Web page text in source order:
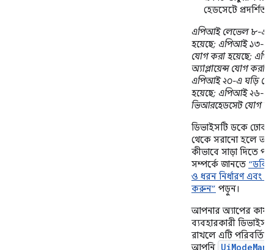
হেডসেটে প্রদর্শিত
এপিআই লেভেল ৮-এ
হয়েছে; এপিআই ১৩-এ
যোগ করা হয়েছে;
অ্যাপ্লায়েন্স যোগ করা
এপিআই ২০-এ ঘড়ি
হয়েছে; এপিআই ২৬-এ
ভিআরহেডসেট যোগ
ডিভাইসটি ডকে
থেকে সরানো হলে
কীভাবে সাড়া দিতে
সম্পর্কে জানতে
ও ধরন নির্ধারণ এবং
করুন” পড়ুন।
আপনার অ্যাপের
ব্যবহারকারী
রাখলে এটি পরিবর্তিত
আপনি